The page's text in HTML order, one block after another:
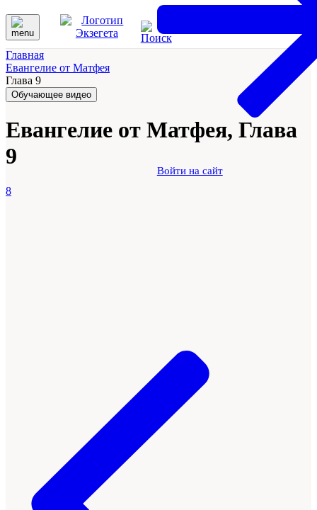
Войти на сайт
Главная
Евангелие от Матфея
Глава 9
Обучающее видео
Евангелие от Матфея, Глава
9
8